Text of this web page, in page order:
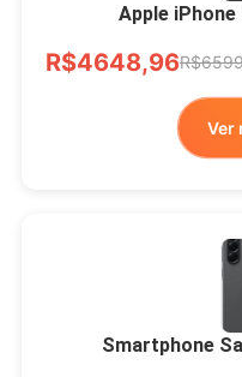
Apple iPhone
R$4648,96
Ver
Smartphone